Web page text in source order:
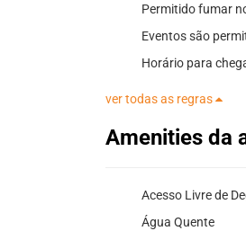
Permitido fumar
Eventos são
Horário para
ver todas as regras
Amenities da
Acesso Livre de
Água Quente